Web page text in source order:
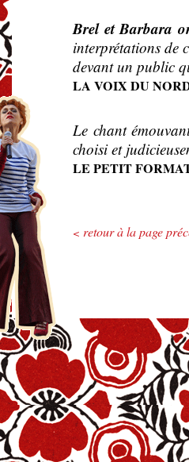
Brel et Barbara
interprétations de
devant un public
LA VOIX DU
Le chant
choisi et
LE PETIT
< retour à la page